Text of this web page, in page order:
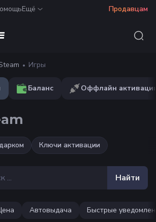
Ещё Продавцам
Игры
Баланс Оффлайн
Ключи активации
Найти
Автовыдача Быстрые